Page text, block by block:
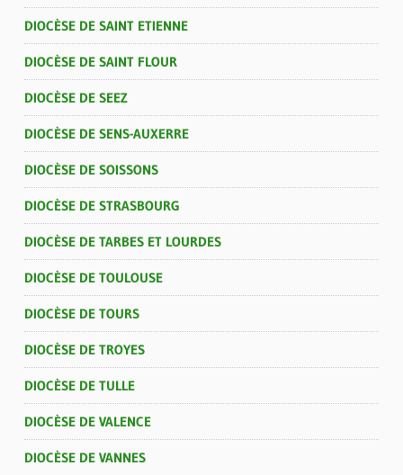
DIOCÈSE DE SAINT ETIENNE
DIOCÈSE DE SAINT FLOUR
DIOCÈSE DE SEEZ
DIOCÈSE DE SENS-AUXERRE
DIOCÈSE DE SOISSONS
DIOCÈSE DE STRASBOURG
DIOCÈSE DE TARBES ET LOURDES
DIOCÈSE DE TOULOUSE
DIOCÈSE DE TOURS
DIOCÈSE DE TROYES
DIOCÈSE DE TULLE
DIOCÈSE DE VALENCE
DIOCÈSE DE VANNES